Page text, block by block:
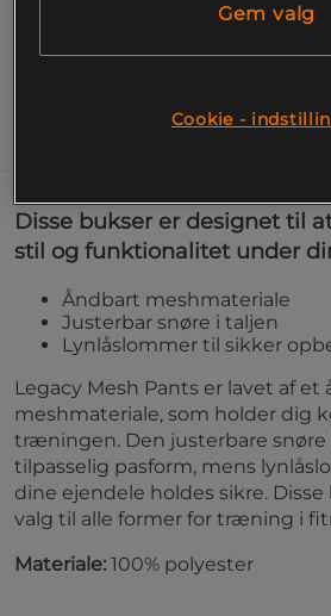
Læs mere
Disse bukser er designet til
stil og funktionalitet under
Åndbart meshmateriale
Justerbar snøre i taljen
Lynlåslommer til sikker
Legacy Mesh Pants er lavet af et
meshmateriale, som holder dig
træningen. Den justerbare snøre
tilpasselig pasform, mens
dine ejendele holdes sikre.
valg til alle former for træning i
Materiale: 100% polyester
Gem valg
Cookie -